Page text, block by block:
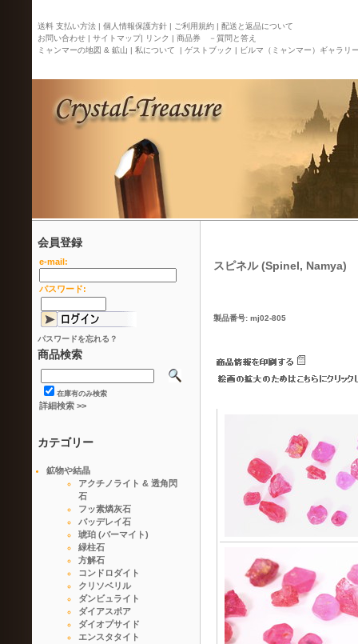
送料 支払い方法 | 個人情報保護方針 | ご利用規約 | 配送と返品について
お問い合わせ | サイトマップ| リンク | 商品券 －質問と答え
ミャンマーの地図 & 鉱山 | 私について | ゲストブック | ビルマ（ミャンマー）ギャラリ
会員登録
e-mail:
パスワード:
パスワードを忘れる？
商品検索
在庫有のみ検索
詳細検索 >>
カテゴリー
鉱物や結晶
アクチノライト & 透角閃
石
フッ素燐灰石
バッデレイ石
琥珀 (バーマイト)
緑柱石
方解石
コンドロダイト
クリソベリル
ダンビュライト
ダイアスポア
ダイオプサイド
エンスタタイト
スピネル (Spinel, Namya)
製品番号: mj02-805